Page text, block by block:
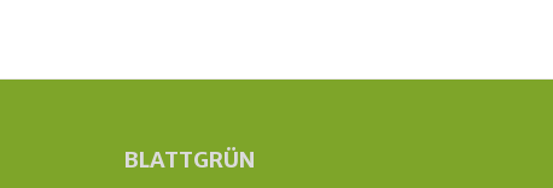
BLATTGRÜN